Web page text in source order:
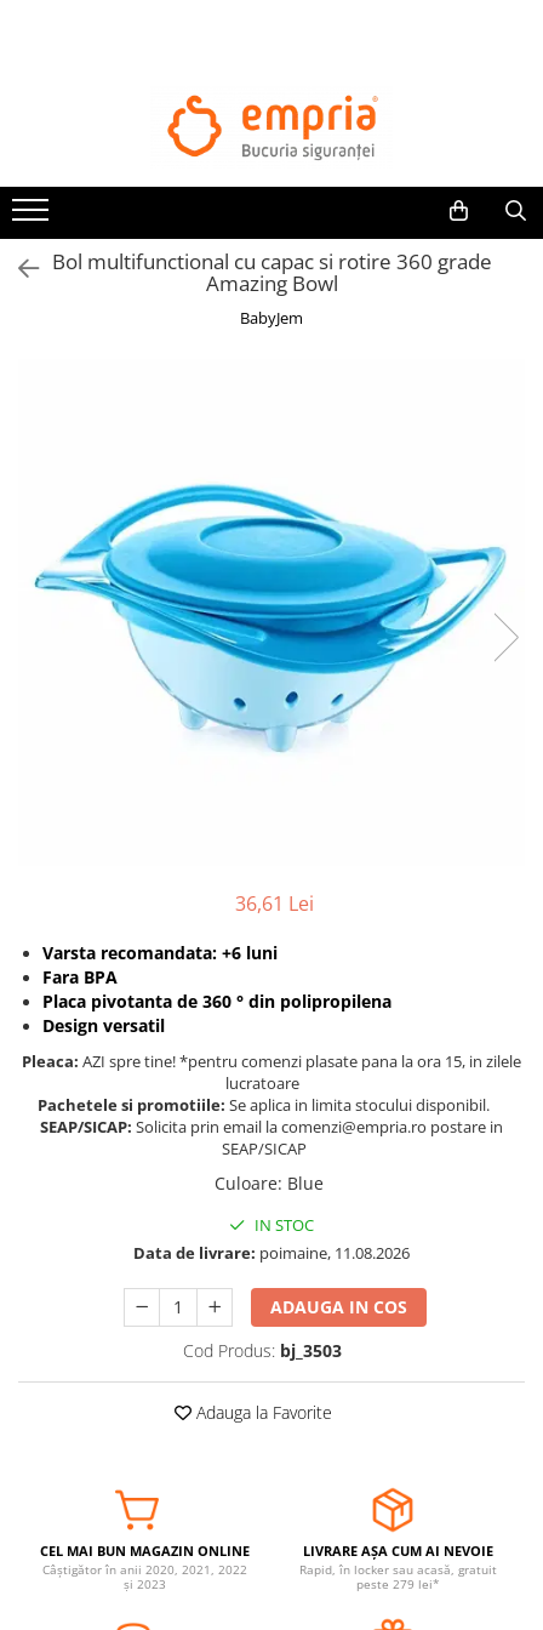
Bariere protectie pentru pat
Protectii mobilier
Banda protectie mobila copii
Protectii casa
Protectii utile
Poarta siguranta copii
Deflectoare pentru aer conditionat
Protectii exterior
Casti antifonice pentru copii si
Ochelari de soare
Palarii protectie UV
Accesorii plaja
Puericultura mare
Somnul bebelusului
Carucioare si scaune auto
Igiena si ingrijire bebelusi
Accesorii bebelusi / nou-nascuti
Diversificare bebelusi
Jucarii copii si jocuri educative
Jucarii dentitie
Jocuri educative
Jucarii bebelusi
Bol multifunctional cu capac si rotire 360 grade
Amazing Bowl
BabyJem
36,61 Lei
Varsta recomandata: +6 luni
Fara BPA
Placa pivotanta de 360 ° din polipropilena
Design versatil
Pleaca: AZI spre tine! *pentru comenzi plasate pana la ora 15, in zilele
lucratoare
Pachetele si promotiile: Se aplica in limita stocului disponibil.
SEAP/SICAP: Solicita prin email la comenzi@empria.ro postare in
SEAP/SICAP
Culoare: Blue
IN STOC
Data de livrare: poimaine, 11.08.2026
ADAUGA IN COS
Cod Produs: bj_3503
Adauga la Favorite
CEL MAI BUN MAGAZIN ONLINE
Câștigător în anii 2020, 2021, 2022
și 2023
LIVRARE AȘA CUM AI NEVOIE
Rapid, în locker sau acasă, gratuit
peste 279 lei*